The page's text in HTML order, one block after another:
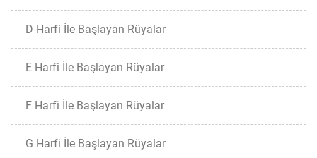
D Harfi İle Başlayan Rüyalar
E Harfi İle Başlayan Rüyalar
F Harfi İle Başlayan Rüyalar
G Harfi İle Başlayan Rüyalar